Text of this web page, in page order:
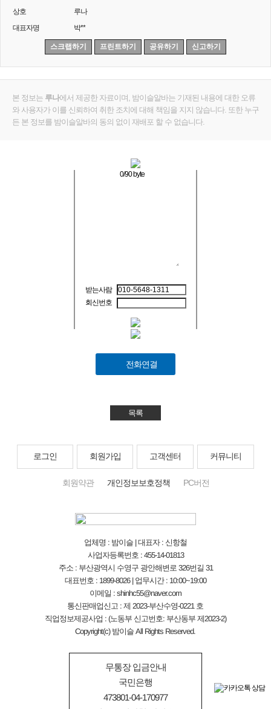
상호
루나
대표자명
박**
스크랩하기 프린트하기 공유하기 신고하기
본 정보는 루나에서 제공한 자료이며, 밤이슬알바는 기재된 내용에 대한 오류
와 사용자가 이를 신뢰하여 취한 조치에 대해 책임을 지지 않습니다. 또한 누구
든 본 정보를 밤이슬알바의 동의 없이 재배포 할 수 없습니다.
0/90 byte
받는사람
회신번호
전화연결
목록
로그인 회원가입 고객센터 커뮤니티
회원약관 개인정보보호정책 PC버전
업체명 : 밤이슬 | 대표자 : 신항철
사업자등록번호 : 455-14-01813
주소 : 부산광역시 수영구 광안해변로 326번길 31
대표번호 : 1899-8026 | 업무시간 : 10:00~19:00
이메일 : shinhc55@naver.com
통신판매업신고 : 제 2023-부산수영-0221 호
직업정보제공사업 : (노동부 신고번호: 부산동부 제2023-2)
Copyright(c) 밤이슬 All Rights Reserved.
무통장 입금안내
국민은행
473801-04-170977